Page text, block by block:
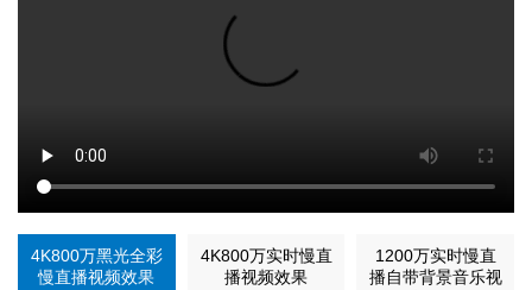
4K800万黑光全彩
慢直播视频效果
4K800万实时慢直
播视频效果
1200万实时慢直
播自带背景音乐视